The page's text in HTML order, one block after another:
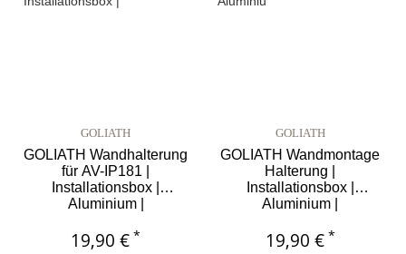
GOLIATH
GOLIATH Wandhalterung
für AV-IP181 |
Installationsbox |
Aluminium |
Weiß
19,90 € *
GOLIATH
GOLIATH Wandmontage
Halterung |
Installationsbox |
Aluminium |
Black Serie
19,90 €*